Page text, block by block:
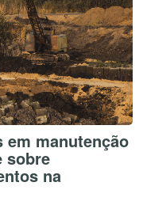
em manutenção
sobre
na